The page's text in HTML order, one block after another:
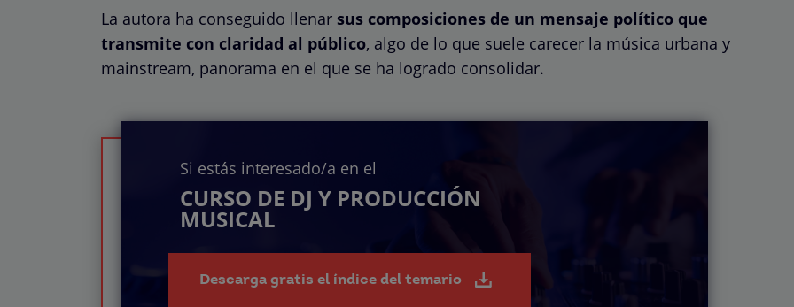
La autora ha conseguido llenar sus composiciones de un mensaje político que
transmite con claridad al público, algo de lo que suele carecer la música urbana y
mainstream, panorama en el que se ha logrado consolidar.
Si estás interesado/a en el
CURSO DE DJ Y PRODUCCIÓN
MUSICAL
Descarga gratis el índice del temario